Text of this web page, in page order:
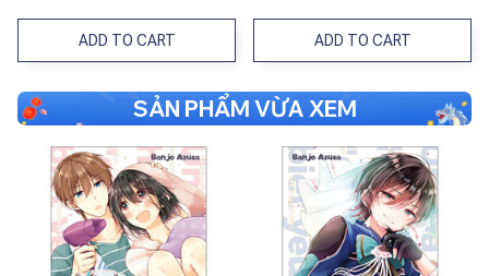
ADD TO CART ADD TO CART
SẢN PHẨM VỪA XEM